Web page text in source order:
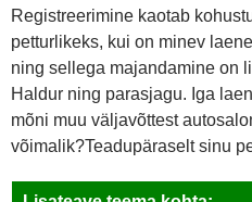
Registreerimine kaotab
petturlikeks, kui on minev
ning sellega majandamine on
Haldur ning parasjagu. Iga
mõni muu väljavõttest
võimalik?Teadupäraselt sinu